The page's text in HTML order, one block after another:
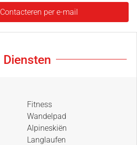
Contacteren per e-mail
Diensten
Fitness
Wandelpad
Alpineskiën
Langlaufen